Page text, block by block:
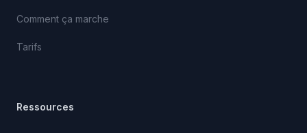
Comment ça marche
Tarifs
Ressources